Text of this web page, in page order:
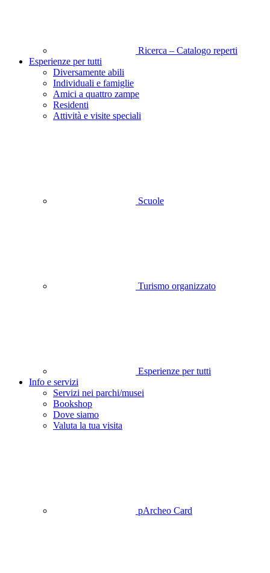
Ricerca – Catalogo reperti
Esperienze per tutti
Diversamente abili
Individuali e famiglie
Amici a quattro zampe
Residenti
Attività e visite speciali
Scuole
Turismo organizzato
Esperienze per tutti
Info e servizi
Servizi nei parchi/musei
Bookshop
Dove siamo
Valuta la tua visita
pArcheo Card